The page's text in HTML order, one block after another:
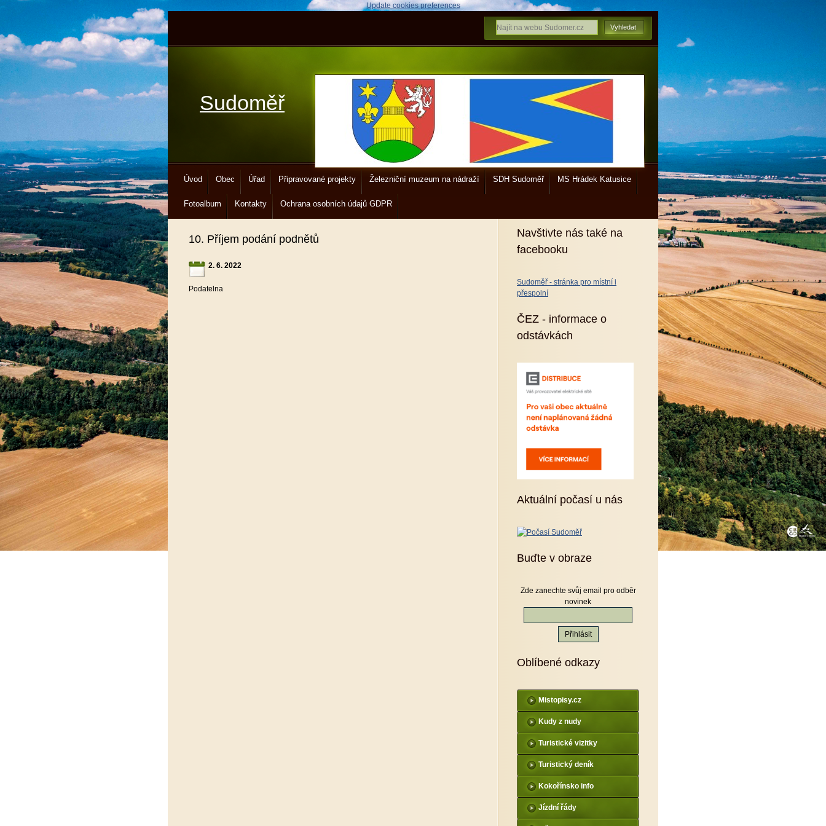
Update cookies preferences
Sudoměř
Úvod Obec Úřad Připravované projekty Železniční muzeum na nádraží SDH Sudoměř MS Hrádek Katusice
Fotoalbum Kontakty Ochrana osobních údajů GDPR
10. Příjem podání podnětů
2. 6. 2022
Podatelna
Navštivte nás také na
facebooku
Sudoměř - stránka pro místní i
přespolní
ČEZ - informace o
odstávkách
Aktuální počasí u nás
Buďte v obraze
Zde zanechte svůj email pro odběr
novinek
Oblíbené odkazy
Mistopisy.cz
Kudy z nudy
Turistické vizitky
Turistický deník
Kokořínsko info
Jízdní řády